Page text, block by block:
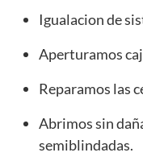
Igualacion de
Aperturamos
Reparamos las
Abrimos sin
semiblindadas.